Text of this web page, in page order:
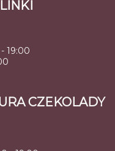
19:00
CZEKOLADY